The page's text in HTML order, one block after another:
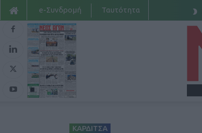
e-Συνδρομή Ταυτότητα
ΚΑΡΔΙΤΣΑ